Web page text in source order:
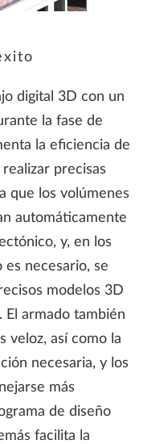
digital 3D con un
la fase de
la eficiencia de
precisas
que los volúmenes
automáticamente
y, en los
es necesario, se
modelos 3D
El armado también
veloz, así como la
necesaria, y los
más
de diseño
facilita la